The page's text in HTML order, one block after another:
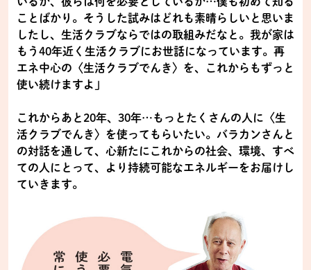
ことばかり。そうした試みはどれも素晴らしいと思いま
したし、生活クラブならではの取組みだなと。我が家は
もう40年近く生活クラブにお世話になっています。再
エネ中心の〈生活クラブでんき〉を、これからもずっと
使い続けますよ」
これからあと20年、30年…もっとたくさんの人に〈生
活クラブでんき〉を使ってもらいたい。バラカンさんと
の対話を通して、心新たにこれからの社会、環境、すべ
ての人にとって、より持続可能なエネルギーをお届けし
ていきます。